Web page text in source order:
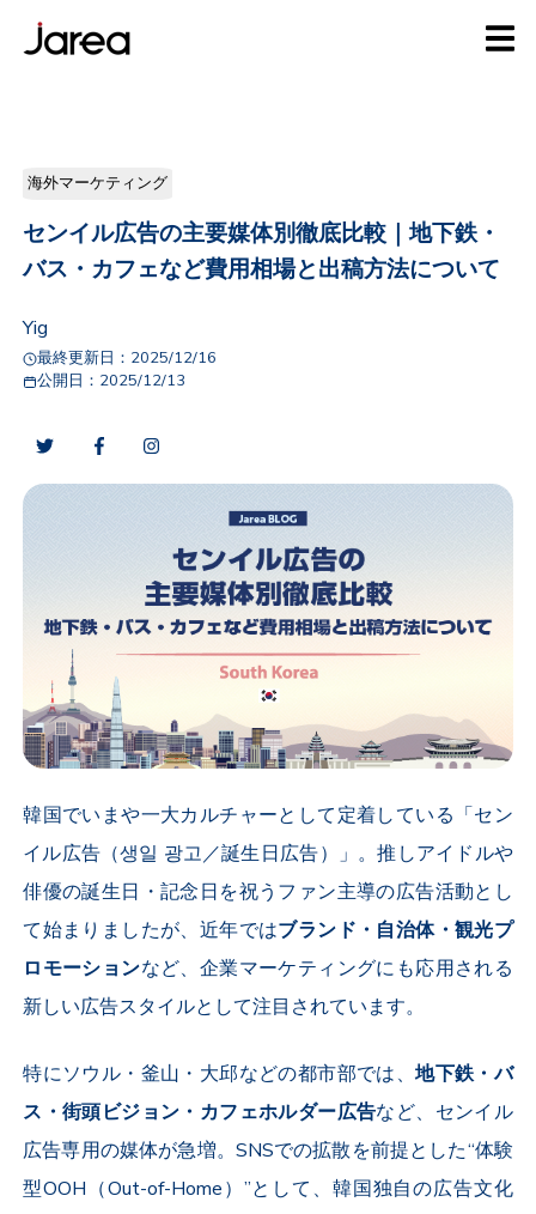
海外マーケティング
センイル広告の主要媒体別徹底比較｜地下鉄・
バス・カフェなど費用相場と出稿方法について
Yig
最終更新日： 2025/12/16
公開日： 2025/12/13
韓国でいまや一大カルチャーとして定着している「セン
イル広告（생일 광고／誕生日広告）」。推しアイドルや
俳優の誕生日・記念日を祝うファン主導の広告活動とし
て始まりましたが、近年ではブランド・自治体・観光プ
ロモーションなど、企業マーケティングにも応用される
新しい広告スタイルとして注目されています。
特にソウル・釜山・大邱などの都市部では、地下鉄・バ
ス・街頭ビジョン・カフェホルダー広告など、センイル
広告専用の媒体が急増。 SNSでの拡散を前提とした“体験
型OOH （Out-of-Home）”として、韓国独自の広告文化